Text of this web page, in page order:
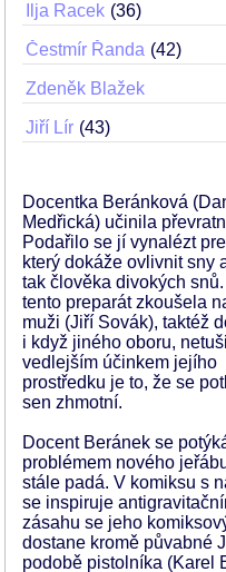
Ilja Racek 36
Čestmír Řanda 42
Zdeněk Blažek
Jiří Lír 43
Docentka Beránková
Medřická) učinila
Podařilo se jí vynalézt
který dokáže ovlivnit sny
tak člověka divokých
tento preparát zkoušela
muži (Jiří Sovák), taktéž
i když jiného oboru,
vedlejším účinkem jejího
prostředku je to, že se
sen zhmotní.
Docent Beránek se
problémem nového
stále padá. V komiksu s
se inspiruje
zásahu se jeho
dostane kromě půvabné
podobě pistolníka (Karel